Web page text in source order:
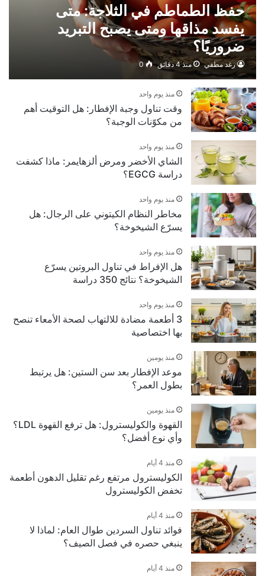
حفظ الطماطم في الثلاجة: متى
يفسد مذاقها ومتى يصبح التبريد
ضروريًا؟
رغد مطفي منذ 4 دقائق 0
منذ يوم واحد
وقت تناول وجبة الإفطار: هل التوقيت أهم
من مكوّنات الوجبة؟
منذ يوم واحد
الشاي الأخضر ومرض ألزهايمر: ماذا كشفت
دراسة EGCG؟
منذ يوم واحد
مخاطر النظام الكيتوني على الرجال: هل
يسرّع الشيخوخة؟
منذ يوم واحد
هل الإفراط في تناول البروتين يسرّع
الشيخوخة؟ نتائج 350 دراسة
منذ يوم واحد
3 أطعمة مضادة للالتهاب لصحة الأمعاء تنصح
بها اختصاصية
منذ يومين
موعد الإفطار بعد سن الستين: هل يرتبط
بطول العمر؟
منذ يومين
القهوة والكوليسترول: هل ترفع القهوة LDL؟
وأي نوع أفضل؟
منذ 4 أيام
الكوليسترول مرتفع رغم تقليل الدهون أطعمة
تخفض الكوليسترول
منذ 4 أيام
فوائد تناول السردين طوال العام: لماذا لا
ينبغي حصره في فصل الصيف؟
منذ 4 أيام